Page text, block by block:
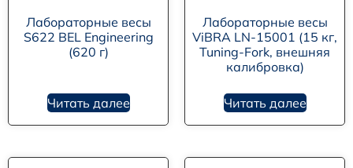
Лабораторные весы
S622 BEL Engineering
(620 г)
Читать далее
Лабораторные весы
ViBRA LN-15001 (15 кг,
Tuning-Fork, внешняя
калибровка)
Читать далее